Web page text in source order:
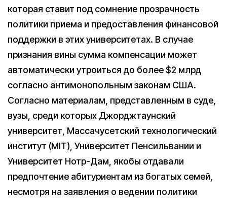
которая ставит под сомнение прозрачность
политики приема и предоставления финансовой
поддержки в этих университетах. В случае
признания вины сумма компенсации может
автоматически утроиться до более $2 млрд
согласно антимонопольным законам США.
Согласно материалам, представленным в суде,
вузы, среди которых Джорджтаунский
университет, Массачусетский технологический
институт (MIT), Университет Пенсильвании и
Университет Нотр-Дам, якобы отдавали
предпочтение абитуриентам из богатых семей,
несмотря на заявления о ведении политики